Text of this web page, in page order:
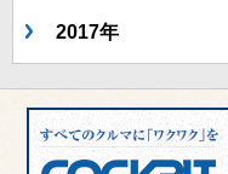
2017年